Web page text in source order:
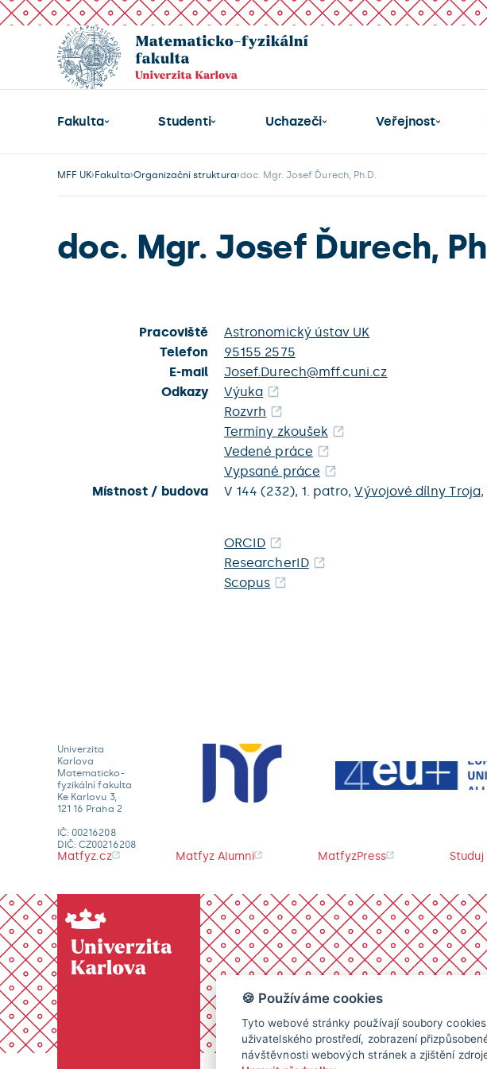
Fakulta Studenti Uchazeči Veřejnost
MFF UK Fakulta Organizační struktura doc. Mgr. Josef Ďurech, Ph.D.
doc. Mgr. Josef Ďurech,
Pracoviště
Astronomický ústav UK
Telefon
95155 2575
E-mail
Josef.Durech@mff.cuni.cz
Odkazy
Výuka
Rozvrh
Termíny zkoušek
Vedené práce
Vypsané práce
Místnost / budova
V 144 (232), 1. patro,Vývojové dílny Troja,
ORCID
ResearcherID
Scopus
Univerzita
Karlova
Matematicko-
fyzikální fakulta
Ke Karlovu 3,
121 16 Praha 2
IČ: 00216208
DIČ: CZ00216208
Matfyz.cz Matfyz Alumni MatfyzPress
🍪 Používáme cookies
Tyto webové stránky používají soubory
uživatelského prostředí, zobrazení
návštěvnosti webových stránek a zjištění